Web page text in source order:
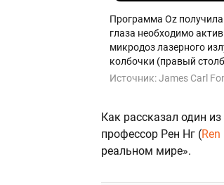
Программа Oz
глаза необходимо
микродоз лазерного
колбочки (правый
Источник:James Carl
Как рассказал один
профессор Рен Нг (Ren
реальном мире».